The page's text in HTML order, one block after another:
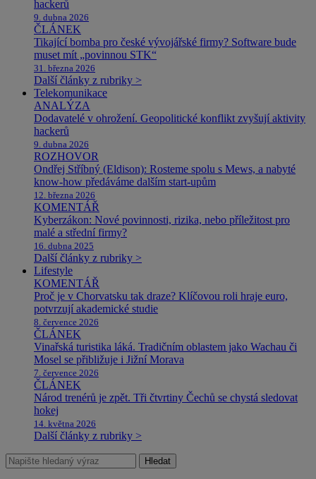
hackerů
9. dubna 2026
ČLÁNEK
Tikající bomba pro české vývojářské firmy? Software bude
muset mít „povinnou STK“
31. března 2026
Další články z rubriky >
Telekomunikace
ANALÝZA
Dodavatelé v ohrožení. Geopolitické konflikt zvyšují aktivity
hackerů
9. dubna 2026
ROZHOVOR
Ondřej Stříbný (Eldison): Rosteme spolu s Mews, a nabyté
know-how předáváme dalším start-upům
12. března 2026
KOMENTÁŘ
Kyberzákon: Nové povinnosti, rizika, nebo příležitost pro
malé a střední firmy?
16. dubna 2025
Další články z rubriky >
Lifestyle
KOMENTÁŘ
Proč je v Chorvatsku tak draze? Klíčovou roli hraje euro,
potvrzují akademické studie
8. července 2026
ČLÁNEK
Vinařská turistika láká. Tradičním oblastem jako Wachau či
Mosel se přibližuje i Jižní Morava
7. července 2026
ČLÁNEK
Národ trenérů je zpět. Tři čtvrtiny Čechů se chystá sledovat
hokej
14. května 2026
Další články z rubriky >
Hledat